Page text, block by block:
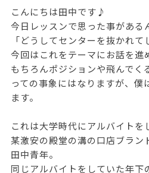
こんにちは田中です♪
今日レッスンで思った事がある
「どうしてセンターを抜かれて
今回はこれをテーマにお話を進
もちろんポジションや飛んでく
っての事象にはなりますが、僕
ます。
これは大学時代にアルバイトを
某激安の殿堂の溝の口店ブラン
田中青年。
同じアルバイトをしていた年下